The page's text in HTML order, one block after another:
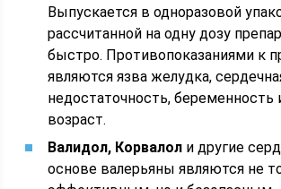
Выпускается в одноразовой
рассчитанной на одну дозу
быстро. Противопоказаниями к
являются язва желудка,
недостаточность, беременность
возраст.
Валидол, Корвалол и другие
основе валерьяны являются не